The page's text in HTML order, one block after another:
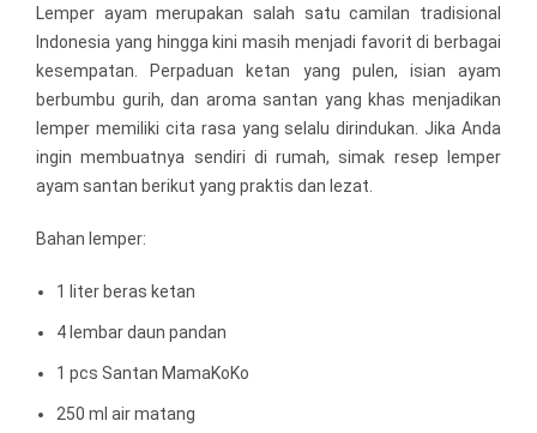
Lemper ayam merupakan salah satu camilan tradisional
Indonesia yang hingga kini masih menjadi favorit di berbagai
kesempatan. Perpaduan ketan yang pulen, isian ayam
berbumbu gurih, dan aroma santan yang khas menjadikan
lemper memiliki cita rasa yang selalu dirindukan. Jika Anda
ingin membuatnya sendiri di rumah, simak resep lemper
ayam santan berikut yang praktis dan lezat.
Bahan lemper:
1 liter beras ketan
4 lembar daun pandan
1 pcs Santan MamaKoKo
250 ml air matang